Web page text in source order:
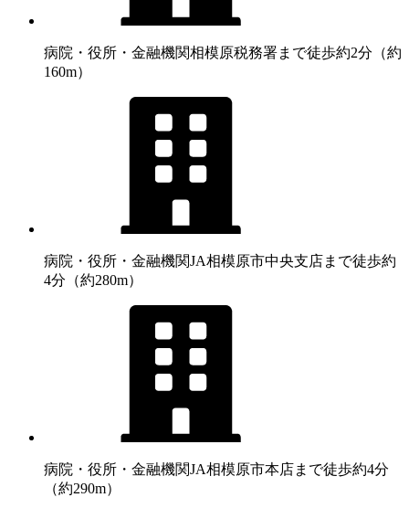
病院・役所・金融機関相模原税務署まで徒歩約2分（約
160m）
病院・役所・金融機関JA相模原市中央支店まで徒歩約
4分（約280m）
病院・役所・金融機関JA相模原市本店まで徒歩約4分
（約290m）